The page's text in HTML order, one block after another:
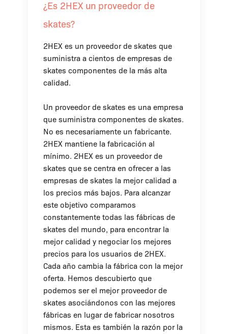
¿Es 2HEX un proveedor de
skates?
2HEX es un proveedor de skates que
suministra a cientos de empresas de
skates componentes de la más alta
calidad.
Un proveedor de skates es una empresa
que suministra componentes de skates.
No es necesariamente un fabricante.
2HEX mantiene la fabricación al
mínimo. 2HEX es un proveedor de
skates que se centra en ofrecer a las
empresas de skates la mejor calidad a
los precios más bajos. Para alcanzar
este objetivo comparamos
constantemente todas las fábricas de
skates del mundo, para encontrar la
mejor calidad y negociar los mejores
precios para los usuarios de 2HEX.
Cada año cambia la fábrica con la mejor
oferta. Hemos descubierto que
podemos ser el mejor proveedor de
skates asociándonos con las mejores
fábricas en lugar de fabricar nosotros
mismos. Esta es también la razón por la